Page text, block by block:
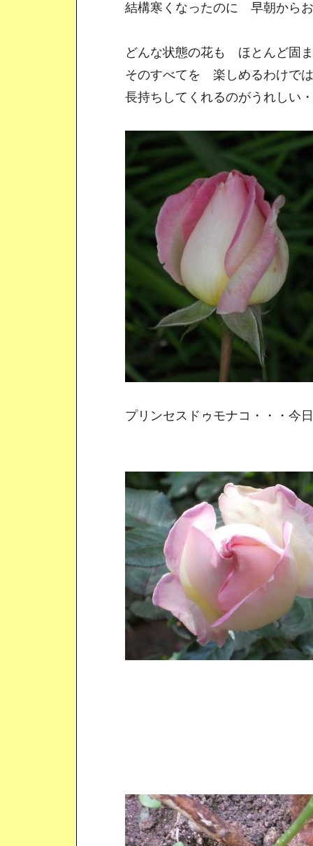
結構寒くなったのに 早朝からお
どんな状態の花も ほとんど固ま
そのすべてを 楽しめるわけでは
長持ちしてくれるのがうれしい・
プリンセスドゥモナコ・・・今